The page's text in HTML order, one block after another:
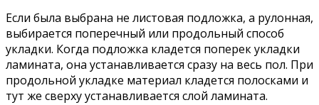
Если была выбрана не листовая подложка, а рулонная,
выбирается поперечный или продольный способ
укладки. Когда подложка кладется поперек укладки
ламината, она устанавливается сразу на весь пол. При
продольной укладке материал кладется полосками и
тут же сверху устанавливается слой ламината.